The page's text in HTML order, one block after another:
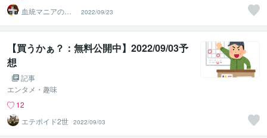
血統マニアの独
り言
2022/09/23
【買うかぁ？：無料公開中】2022/09/03予
想
記事
エンタメ・趣味
12
エテポイド2世 2022/09/03